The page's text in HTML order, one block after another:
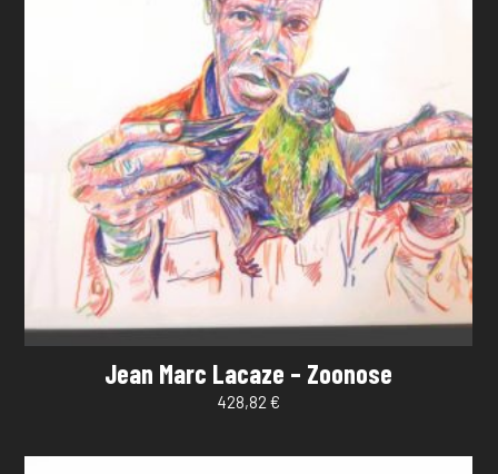
Jean Marc Lacaze – Zoonose
428,82 €